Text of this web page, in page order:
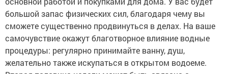
большой запас физических сил, благодаря чему вы
сможете существенно продвинуться в делах. На ваше
самочувствие окажут благотворное влияние водные
процедуры: регулярно принимайте ванну, душ,
желательно также искупаться в открытом водоеме.